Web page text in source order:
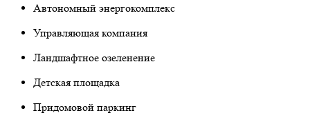
Автономный энергокомплекс
Управляющая компания
Ландшафтное озеленение
Детская площадка
Придомовой паркинг